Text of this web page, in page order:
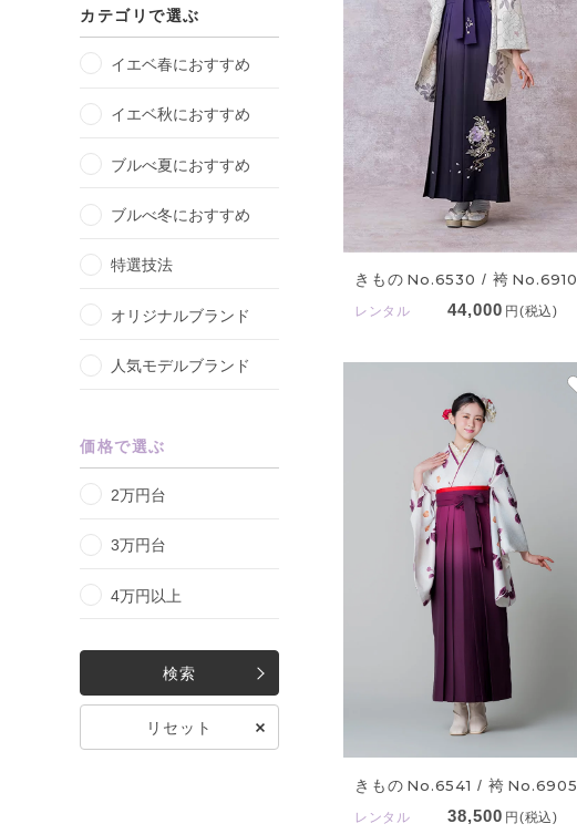
カテゴリで選ぶ
イエベ春におすすめ
イエベ秋におすすめ
ブルべ夏におすすめ
ブルべ冬におすすめ
特選技法
オリジナルブランド
人気モデルブランド
価格で選ぶ
2万円台
3万円台
4万円以上
検索
リセット
きもの No.6530 / 袴 No.6910
レンタル 44,000 円(税込)
きもの No.6541 / 袴 No.6905
レンタル 38,500 円(税込)